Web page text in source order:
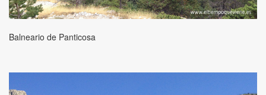
Balneario de Panticosa